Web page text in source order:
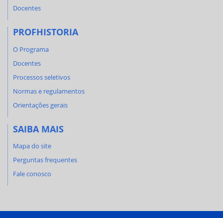
Docentes
PROFHISTORIA
O Programa
Docentes
Processos seletivos
Normas e regulamentos
Orientações gerais
SAIBA MAIS
Mapa do site
Perguntas frequentes
Fale conosco